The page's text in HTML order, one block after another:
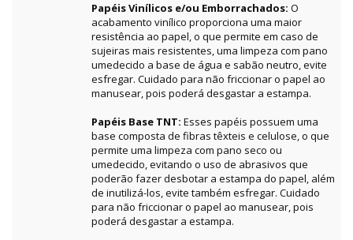
Papéis Vinílicos e/ou Emborrachados: O
acabamento vinílico proporciona uma maior
resistência ao papel, o que permite em caso de
sujeiras mais resistentes, uma limpeza com pano
umedecido a base de água e sabão neutro, evite
esfregar. Cuidado para não friccionar o papel ao
manusear, pois poderá desgastar a estampa.
Papéis Base TNT: Esses papéis possuem uma
base composta de fibras têxteis e celulose, o que
permite uma limpeza com pano seco ou
umedecido, evitando o uso de abrasivos que
poderão fazer desbotar a estampa do papel, além
de inutilizá-los, evite também esfregar. Cuidado
para não friccionar o papel ao manusear, pois
poderá desgastar a estampa.